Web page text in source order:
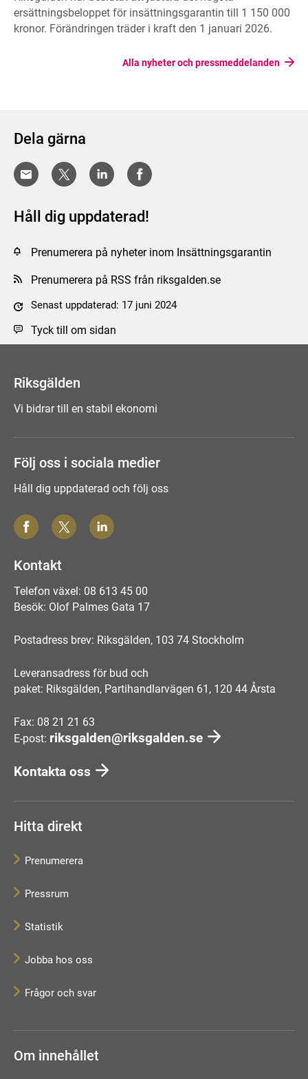
ersättningsbeloppet för insättningsgarantin till 1 150 000
kronor. Förändringen träder i kraft den 1 januari 2026.
Alla nyheter och pressmeddelanden
Dela gärna
Håll dig uppdaterad!
Prenumerera på nyheter inom Insättningsgarantin
Prenumerera på RSS från riksgalden.se
Senast uppdaterad: 17 juni 2024
Tyck till om sidan
Riksgälden
Vi bidrar till en stabil ekonomi
Följ oss i sociala medier
Håll dig uppdaterad och följ oss
Kontakt
Telefon växel: 08 613 45 00
Besök: Olof Palmes Gata 17
Postadress brev: Riksgälden, 103 74 Stockholm
Leveransadress för bud och
paket: Riksgälden, Partihandlarvägen 61, 120 44 Årsta
Fax: 08 21 21 63
E-post: riksgalden@riksgalden.se
Kontakta oss
Hitta direkt
Prenumerera
Pressrum
Statistik
Jobba hos oss
Frågor och svar
Om innehållet